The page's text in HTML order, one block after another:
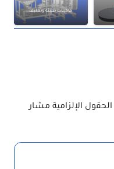
ماكينات تعبئة وتغليف
الحقول الإلزامية مشار